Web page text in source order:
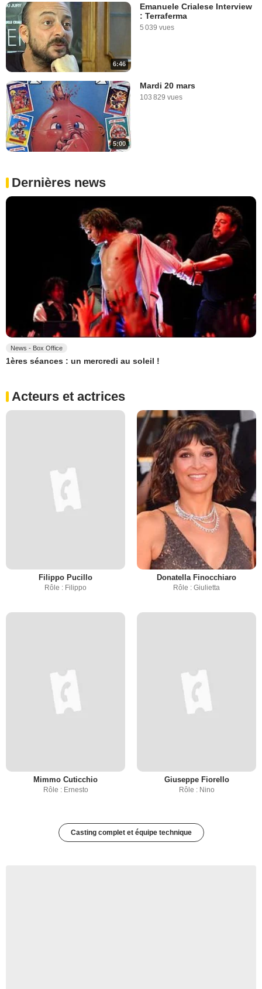
6:46
Emanuele Crialese Interview
: Terraferma
5 039 vues
5:00
Mardi 20 mars
103 829 vues
Dernières news
News - Box Office
1ères séances : un mercredi au soleil !
Acteurs et actrices
Filippo Pucillo
Rôle : Filippo
Donatella Finocchiaro
Rôle : Giulietta
Mimmo Cuticchio
Rôle : Ernesto
Giuseppe Fiorello
Rôle : Nino
Casting complet et équipe technique